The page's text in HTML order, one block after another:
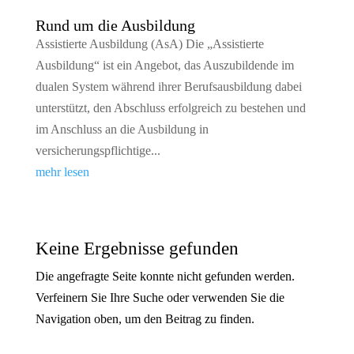
Rund um die Ausbildung
Assistierte Ausbildung (AsA) Die „Assistierte
Ausbildung“ ist ein Angebot, das Auszubildende im
dualen System während ihrer Berufsausbildung dabei
unterstützt, den Abschluss erfolgreich zu bestehen und
im Anschluss an die Ausbildung in
versicherungspflichtige...
mehr lesen
Keine Ergebnisse gefunden
Die angefragte Seite konnte nicht gefunden werden.
Verfeinern Sie Ihre Suche oder verwenden Sie die
Navigation oben, um den Beitrag zu finden.